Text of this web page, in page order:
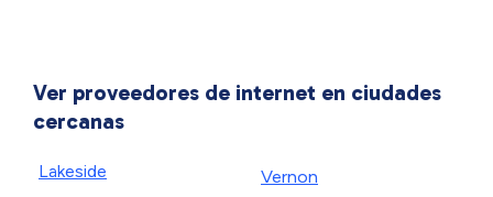
Ver proveedores de internet en ciudades
cercanas
Lakeside
Vernon